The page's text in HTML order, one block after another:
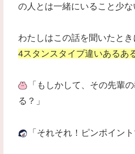
の人とは一緒にいること少
わたしはこの話を聞いたと
4スタンスタイプ違いあるある
「もしかして、その先輩
る？」
「それそれ！ピンポイン